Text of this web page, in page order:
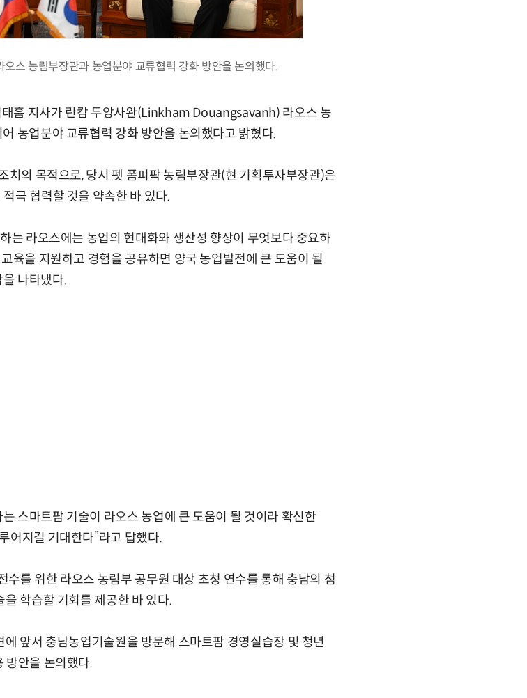
스 농림부장관과 농업분야 교류협력 강화 방안을 논의했다.
흠 지사가 린캄 두앙사완(Linkham Douangsavanh) 라오스 농
농업분야 교류협력 강화 방안을 논의했다고 밝혔다.
치의 목적으로, 당시 펫 폼피팍 농림부장관(현 기획투자부장관)은
극 협력할 것을 약속한 바 있다.
는 라오스에는 농업의 현대화와 생산성 향상이 무엇보다 중요하
육을 지원하고 경험을 공유하면 양국 농업발전에 큰 도움이 될
나타냈다.
스마트팜 기술이 라오스 농업에 큰 도움이 될 것이라 확신한
어지길 기대한다”라고 답했다.
를 위한 라오스 농림부 공무원 대상 초청 연수를 통해 충남의 첨
학습할 기회를 제공한 바 있다.
앞서 충남농업기술원을 방문해 스마트팜 경영실습장 및 청년
방안을 논의했다.